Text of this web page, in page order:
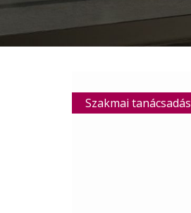
Szakmai tanácsadás